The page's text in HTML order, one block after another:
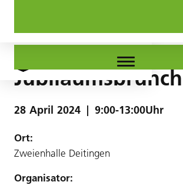
Jubiläumsbrunch
28 April 2024 9:00-13:00Uhr
Ort:
Zweienhalle Deitingen
Organisator: